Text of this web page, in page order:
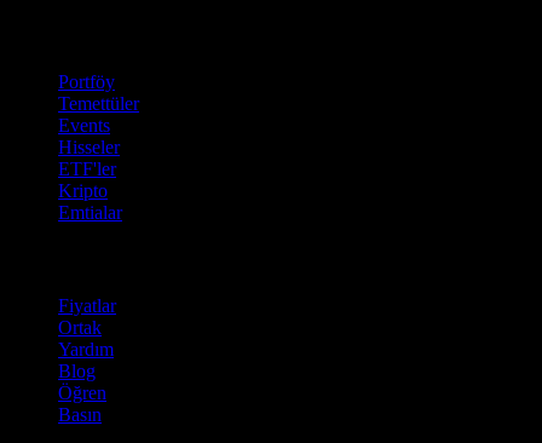
Portföy
Temettüler
Events
Hisseler
ETF'ler
Kripto
Emtialar
Fiyatlar
Ortak
Yardım
Blog
Öğren
Basın